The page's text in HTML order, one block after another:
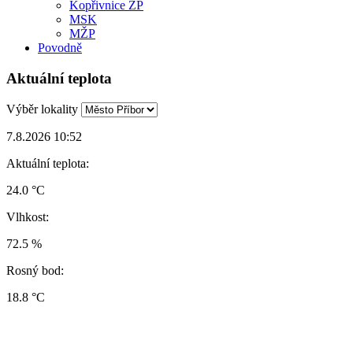
Kopřivnice ŽP
MSK
MŽP
Povodně
Aktuální teplota
Výběr lokality
7.8.2026 10:52
Aktuální teplota:
24.0 °C
Vlhkost:
72.5 %
Rosný bod:
18.8 °C